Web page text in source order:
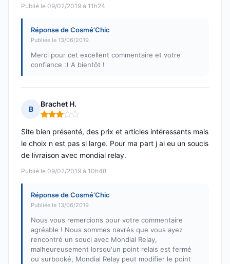
Publié le 09/02/2019 à 11h24
Réponse de Cosmé’Chic
Publiée le 13/06/2019
Merci pour cet excellent commentaire et votre
confiance :) A bientôt !
B
Brachet H.
Note : 3 sur 5
Publié le 09/02/2019 à 10h48
Site bien présenté, des prix et articles intéressants mais
le choix n est pas si large. Pour ma part j ai eu un soucis
de livraison avec mondial relay.
Réponse de Cosmé’Chic
Publiée le 13/06/2019
Nous vous remercions pour votre commentaire
agréable ! Nous sommes navrés que vous ayez
rencontré un souci avec Mondial Relay,
malheureusement lorsqu'un point relais est fermé
ou surbooké, Mondial Relay peut modifier le point